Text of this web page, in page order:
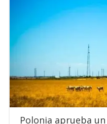
Polonia aprueba